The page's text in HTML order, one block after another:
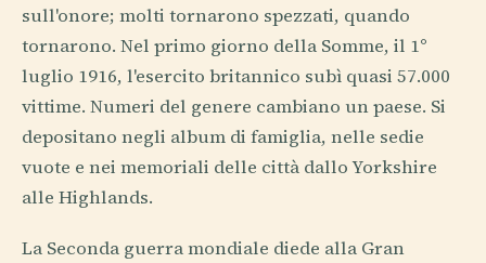
sull'onore; molti tornarono spezzati, quando
tornarono. Nel primo giorno della Somme, il 1°
luglio 1916, l'esercito britannico subì quasi 57.000
vittime. Numeri del genere cambiano un paese. Si
depositano negli album di famiglia, nelle sedie
vuote e nei memoriali delle città dallo Yorkshire
alle Highlands.
La Seconda guerra mondiale diede alla Gran